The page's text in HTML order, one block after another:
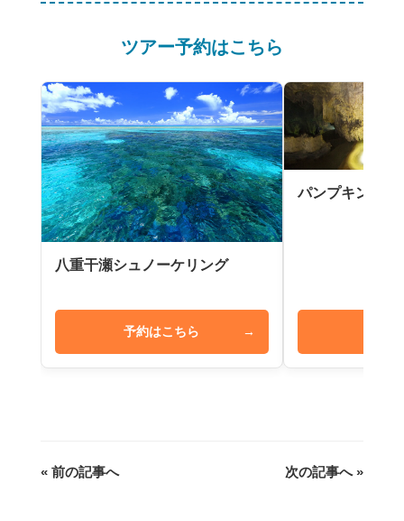
ツアー予約はこちら
八重干瀬シュノーケリング
予約はこちら →
パンプキン鍾乳
« 前の記事へ 次の記事へ »